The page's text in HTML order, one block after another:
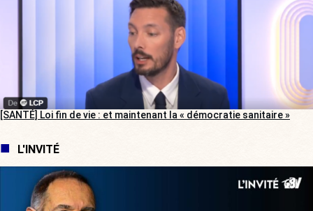
[SANTÉ] Loi fin de vie : et maintenant la « démocratie sanitaire »
L'INVITÉ